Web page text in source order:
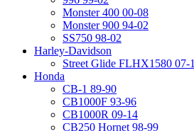
Monster 400 00-08
Monster 900 94-02
SS750 98-02
Harley-Davidson
Street Glide FLHX1580 07-
Honda
CB-1 89-90
CB1000F 93-96
CB1000R 09-14
CB250 Hornet 98-99